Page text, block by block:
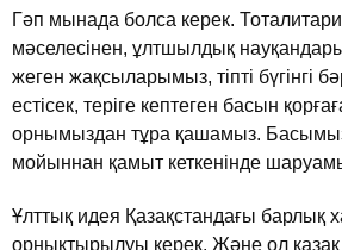
Гәп мынада болса керек.
мәселесiнен, ұлтшылдық
жеген жақсыларымыз, тiптi бүгiнгi
естiсек, терiге кептеген басын
орнымыздан тұра қашамыз.
мойыннан қамыт кеткенiнде
Ұлттық идея Қазақстандағы барлық
орнықтырылуы керек. Және ол